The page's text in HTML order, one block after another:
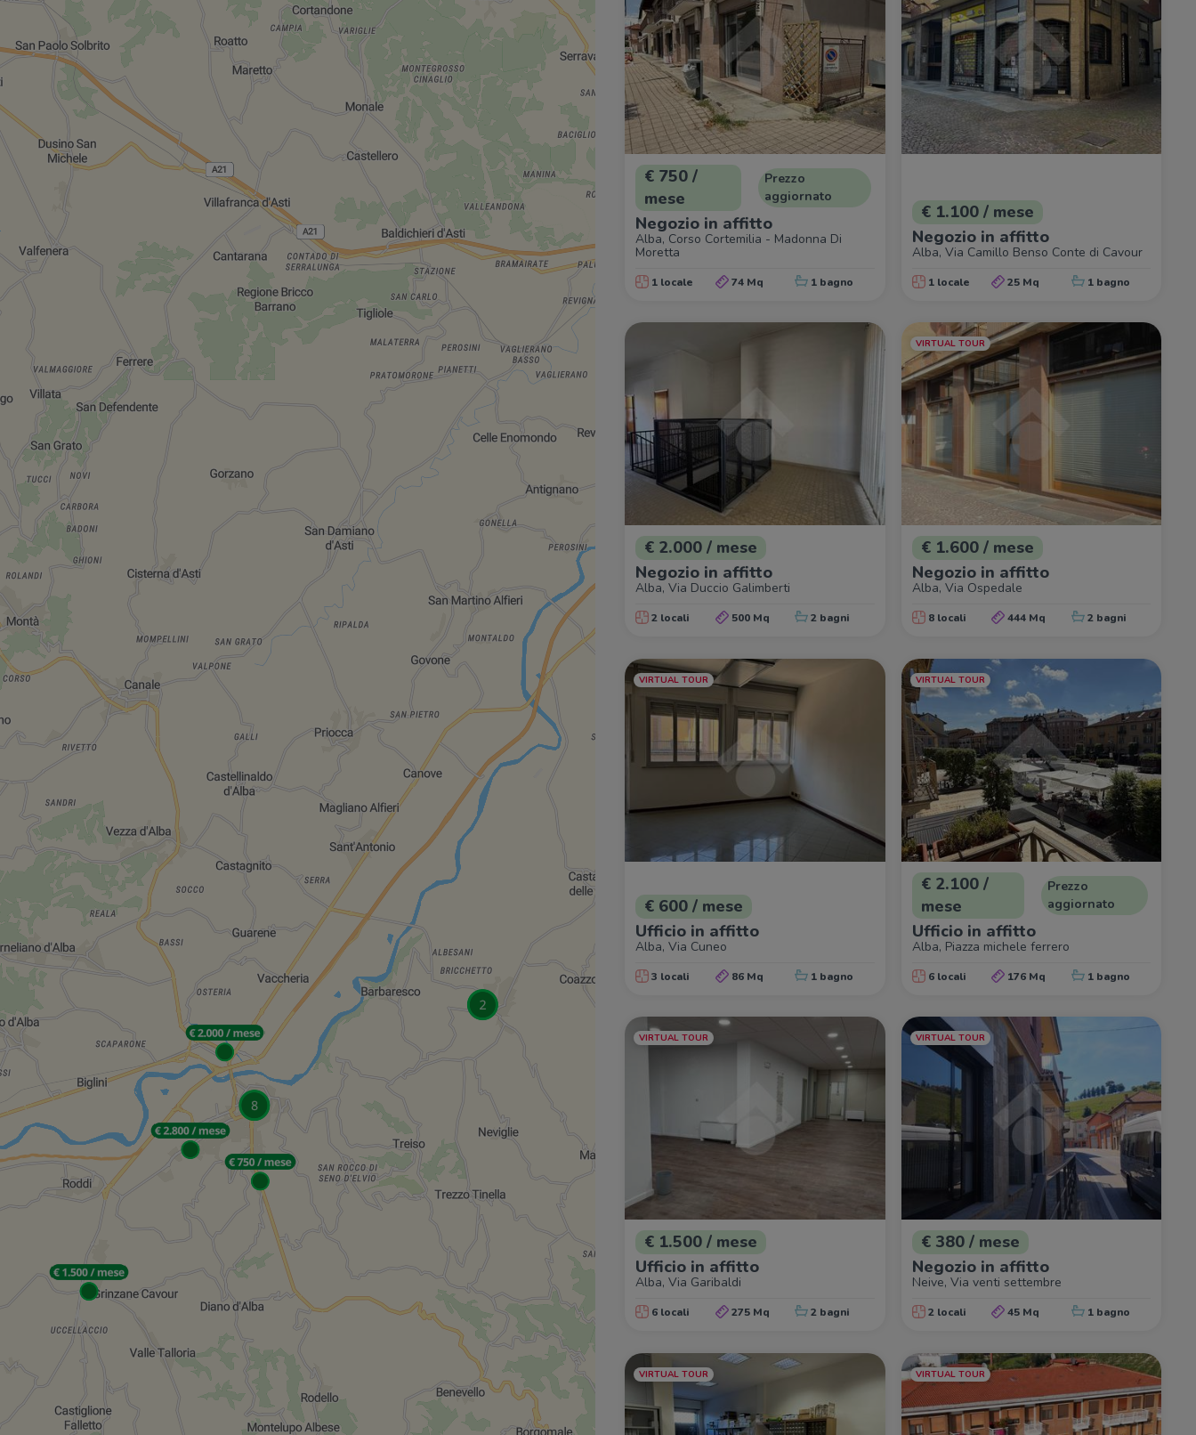
€ 750 /
mese
Prezzo
aggiornato
Negozio in affitto
Alba, Corso Cortemilia - Madonna Di
Moretta
1 locale 74 Mq 1 bagno
€ 1.100 / mese
Negozio in affitto
Alba, Via Camillo Benso Conte di Cavour
1 locale 25 Mq 1 bagno
€ 2.000 / mese
Negozio in affitto
Alba, Via Duccio Galimberti
2 locali 500 Mq 2 bagni
VIRTUAL TOUR
€ 1.600 / mese
Negozio in affitto
Alba, Via Ospedale
8 locali 444 Mq 2 bagni
VIRTUAL TOUR
€ 600 / mese
Ufficio in affitto
Alba, Via Cuneo
3 locali 86 Mq 1 bagno
VIRTUAL TOUR
€ 2.100 /
mese
Prezzo
aggiornato
Ufficio in affitto
Alba, Piazza michele ferrero
6 locali 176 Mq 1 bagno
VIRTUAL TOUR
€ 1.500 / mese
Ufficio in affitto
Alba, Via Garibaldi
6 locali 275 Mq 2 bagni
VIRTUAL TOUR
€ 380 / mese
Negozio in affitto
Neive, Via venti settembre
2 locali 45 Mq 1 bagno
VIRTUAL TOUR VIRTUAL TOUR